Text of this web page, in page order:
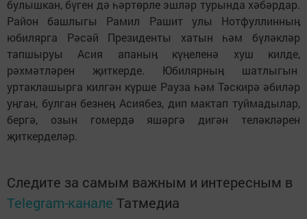
булышкан, бүген дә һәртөрле эшләр турында хәбәрдар.
Район башлыгы Рамил Рашит улы Нотфуллинныӊ
юбилярга Рәсәй Президенты хатын һәм бүләкләр
тапшыруы Асия апаныӊ күӊеленә хуш килде,
рәхмәтләрен җиткерде. Юбилярныӊ шатлыгын
уртаклашырга килгән күрше Рауза һәм Тәскирә әбиләр
уӊган, булган безнеӊ Асиябез, дип мактап туймадылар,
бергә, озын гомердә яшәргә дигән теләкләрен
җиткерделәр.
Следите за самым важным и интересным в
Telegram-канале Татмедиа